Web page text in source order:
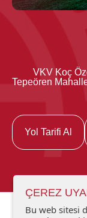
VKV Koç
Tepeören
Yol Tarifi Al
ÇEREZ
Bu web sitesi